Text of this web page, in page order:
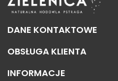
DANE KONTAKTOWE
OBSŁUGA KLIENTA
INFORMACJE